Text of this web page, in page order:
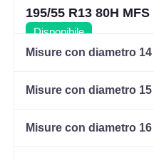
195/55 R13 80H MFS
Disponibile
Misure con diametro
Misure con diametro
Misure con diametro